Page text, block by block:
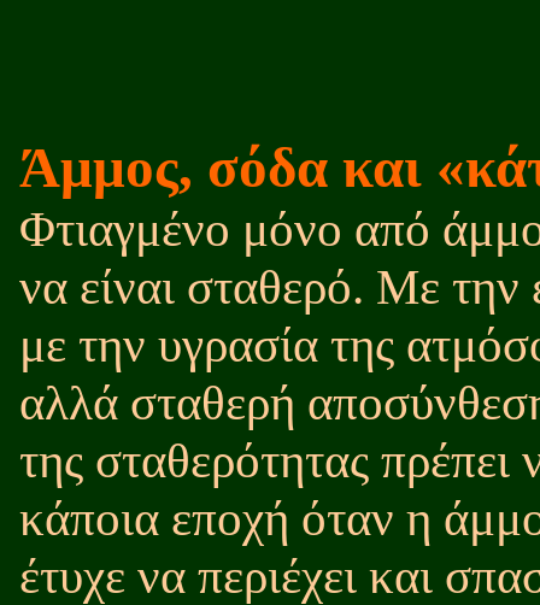
Άμμος, σόδα και
Φτιαγμένο μόνο από
να είναι σταθερό. Με
με την υγρασία της
αλλά σταθερή
της σταθερότητας
κάποια εποχή όταν η
έτυχε να περιέχει και